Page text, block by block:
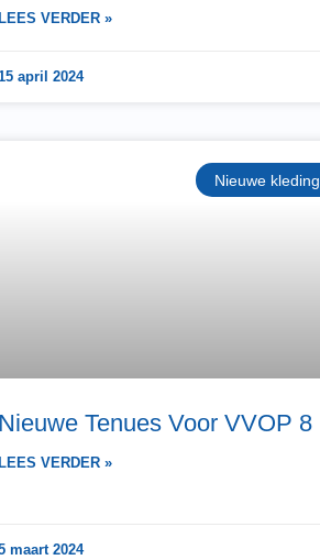
LEES VERDER »
april 2024
Nieuwe kleding
Nieuwe Tenues Voor VVOP 8
LEES VERDER »
maart 2024